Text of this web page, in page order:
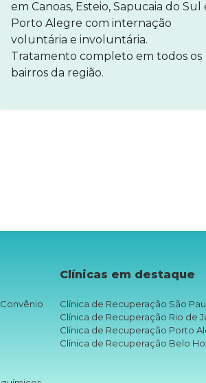
em Canoas, Esteio, Sapucaia do Sul
Porto Alegre com internação
voluntária e involuntária.
Tratamento completo em todos os
bairros da região.
Clínicas em destaque
Clínica de Recuperação São
Clínica de Recuperação Rio de
Clínica de Recuperação Porto
Clínica de Recuperação Belo